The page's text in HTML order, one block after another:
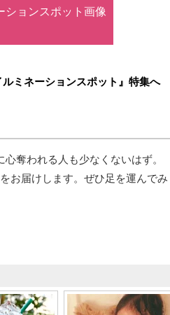
ションスポット画像
ミネーションスポット』特集へ
奪われる人も少なくないはず。
お届けします。ぜひ足を運んでみ